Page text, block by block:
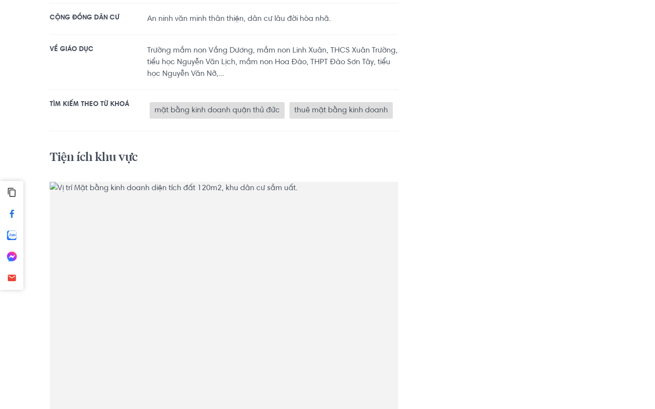
CỘNG ĐỒNG DÂN CƯ An ninh văn minh thân thiện, dân cư lâu đời hòa nhã.
VỀ GIÁO DỤC
Trường mầm non Vầng Dương, mầm non Linh Xuân, THCS Xuân Trường,
tiểu học Nguyễn Văn Lịch, mầm non Hoa Đào, THPT Đào Sơn Tây, tiểu
học Nguyễn Văn Nở,...
TÌM KIẾM THEO TỪ KHOÁ
mặt bằng kinh doanh quận thủ đức thuê mặt bằng kinh doanh
Tiện ích khu vực